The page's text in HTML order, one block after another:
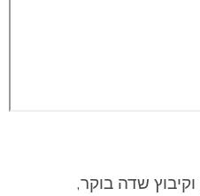
שדה בוקר,